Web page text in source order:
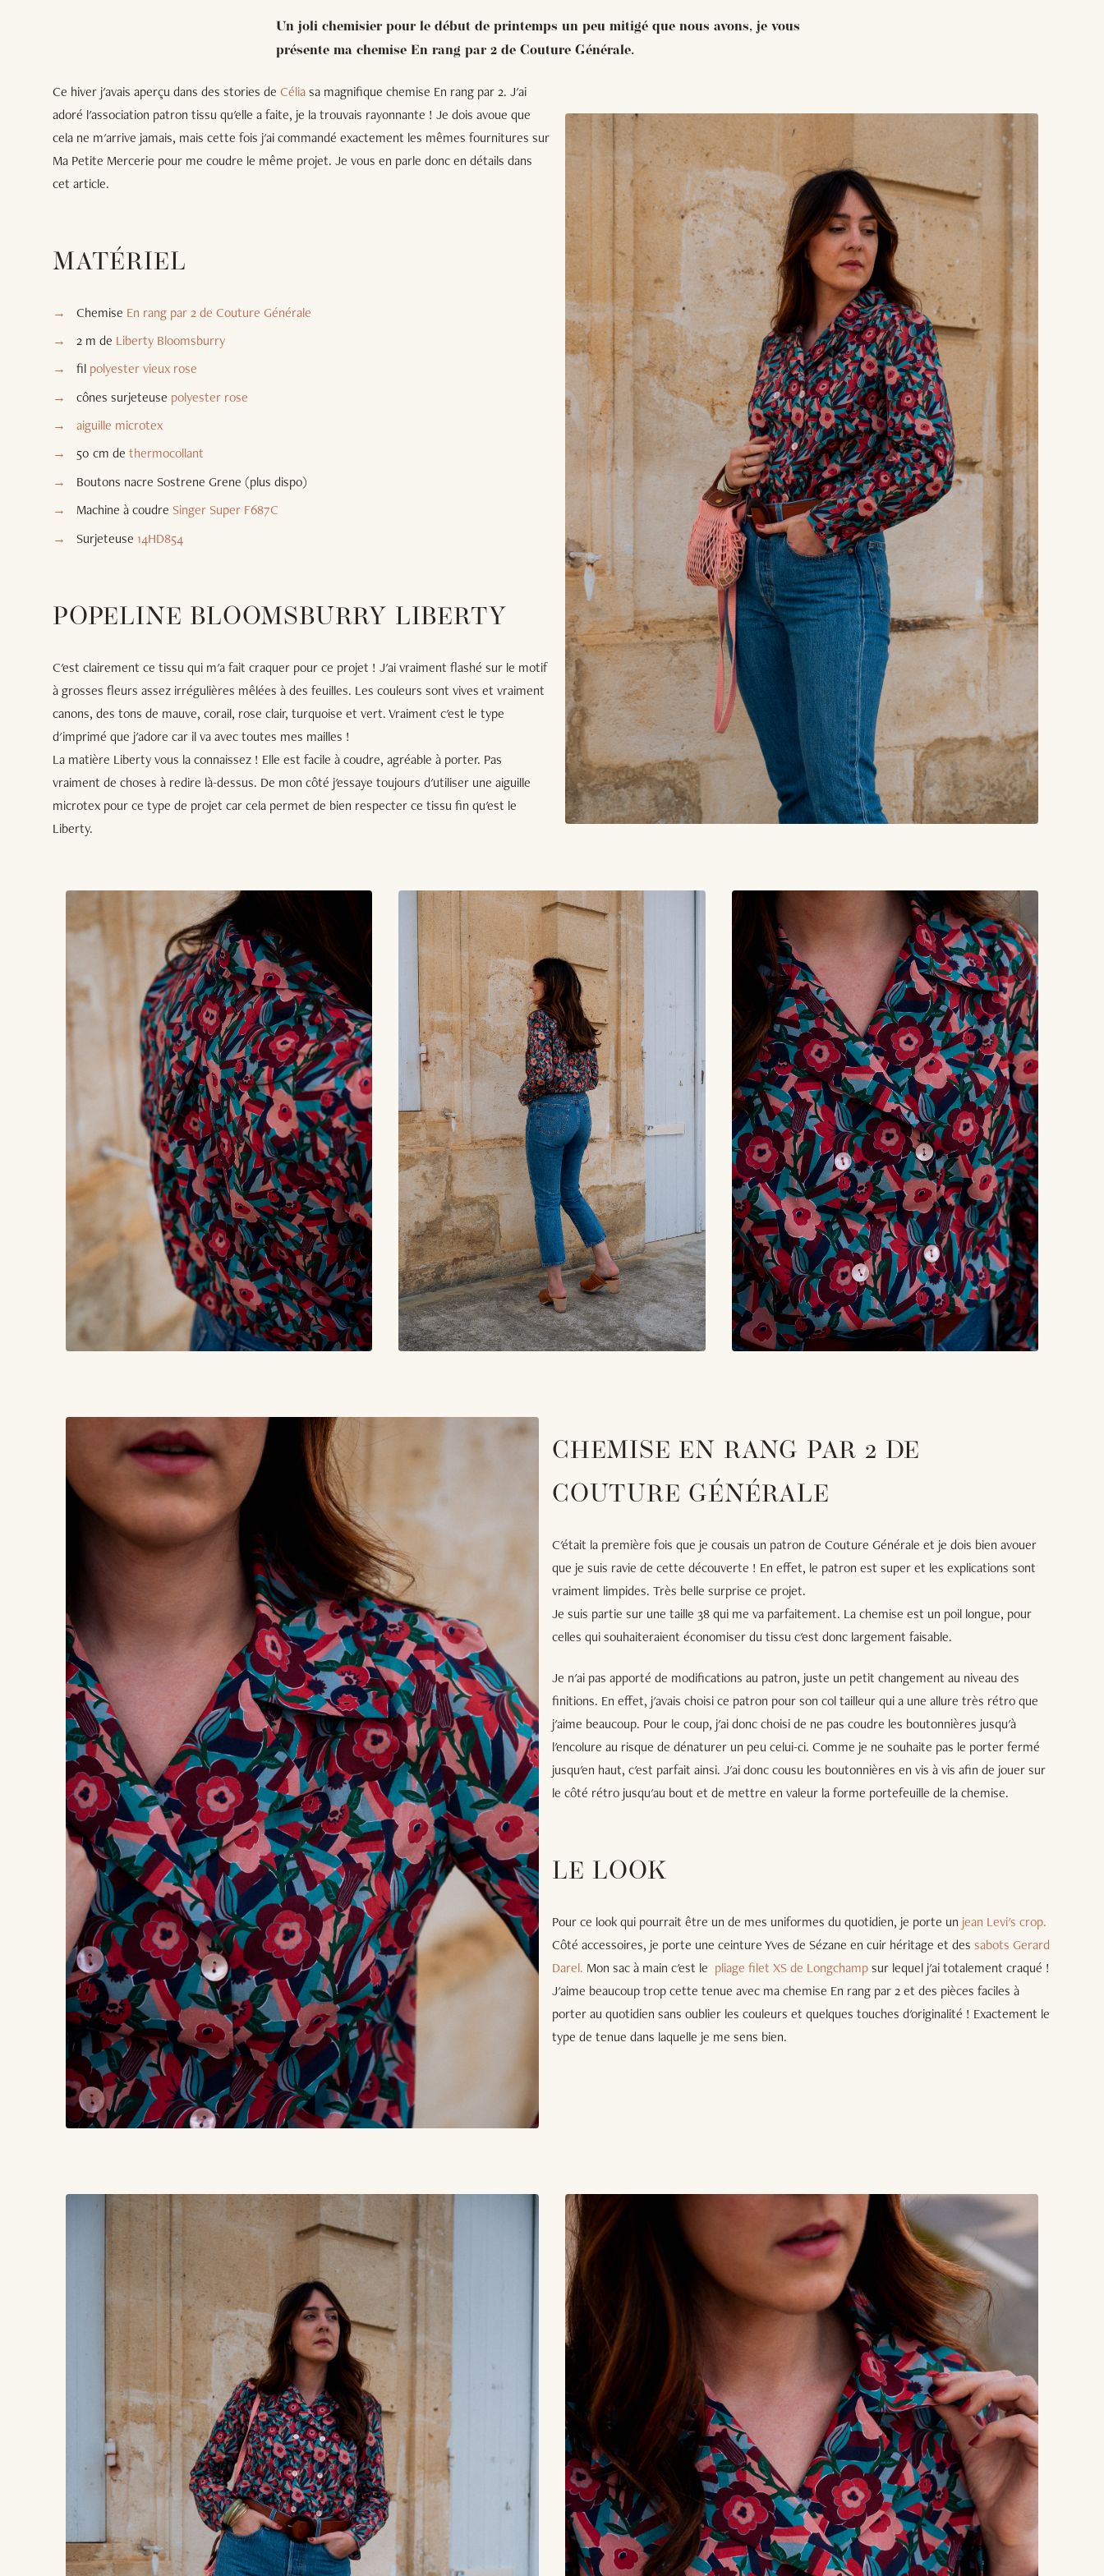
Un joli chemisier pour le début de printemps un peu mitigé que nous avons, je vous
présente ma chemise En rang par 2 de Couture Générale.
Ce hiver j'avais aperçu dans des stories de Céliasa magnifique chemise En rang par 2. J'ai
adoré l'association patron tissu qu'elle a faite, je la trouvais rayonnante ! Je dois avoue que
cela ne m'arrive jamais, mais cette fois j'ai commandé exactement les mêmes fournitures sur
Ma Petite Mercerie pour me coudre le même projet. Je vous en parle donc en détails dans
cet article.
MATÉRIEL
Chemise En rang par 2 de Couture Générale
2 m de Liberty Bloomsburry
fil polyester vieux rose
cônes surjeteuse polyester rose
aiguille microtex
50 cm de thermocollant
Boutons nacre Sostrene Grene (plus dispo)
Machine à coudre Singer Super F687C
Surjeteuse 14HD854
POPELINE BLOOMSBURRY LIBERTY
C'est clairement ce tissu qui m'a fait craquer pour ce projet ! J'ai vraiment flashé sur le motif
à grosses fleurs assez irrégulières mêlées à des feuilles. Les couleurs sont vives et vraiment
canons, des tons de mauve, corail, rose clair, turquoise et vert. Vraiment c'est le type
d'imprimé que j'adore car il va avec toutes mes mailles !
La matière Liberty vous la connaissez ! Elle est facile à coudre, agréable à porter. Pas
vraiment de choses à redire là-dessus. De mon côté j'essaye toujours d'utiliser une aiguille
microtex pour ce type de projet car cela permet de bien respecter ce tissu fin qu'est le
Liberty.
CHEMISE EN RANG PAR 2 DE
COUTURE GÉNÉRALE
C'était la première fois que je cousais un patron de Couture Générale et je dois bien avouer
que je suis ravie de cette découverte ! En effet, le patron est super et les explications sont
vraiment limpides. Très belle surprise ce projet.
Je suis partie sur une taille 38 qui me va parfaitement. La chemise est un poil longue, pour
celles qui souhaiteraient économiser du tissu c'est donc largement faisable.
Je n'ai pas apporté de modifications au patron, juste un petit changement au niveau des
finitions. En effet, j'avais choisi ce patron pour son col tailleur qui a une allure très rétro que
j'aime beaucoup. Pour le coup, j'ai donc choisi de ne pas coudre les boutonnières jusqu'à
l'encolure au risque de dénaturer un peu celui-ci. Comme je ne souhaite pas le porter fermé
jusqu'en haut, c'est parfait ainsi. J'ai donc cousu les boutonnières en vis à vis afin de jouer sur
le côté rétro jusqu'au bout et de mettre en valeur la forme portefeuille de la chemise.
LE LOOK
Pour ce look qui pourrait être un de mes uniformes du quotidien, je porte un jean Levi's crop.
Côté accessoires, je porte une ceinture Yves de Sézane en cuir héritage et des sabots Gerard
Darel. Mon sac à main c'est le pliage filet XS de Longchampsur lequel j'ai totalement craqué !
J'aime beaucoup trop cette tenue avec ma chemise En rang par 2 et des pièces faciles à
porter au quotidien sans oublier les couleurs et quelques touches d'originalité ! Exactement le
type de tenue dans laquelle je me sens bien.